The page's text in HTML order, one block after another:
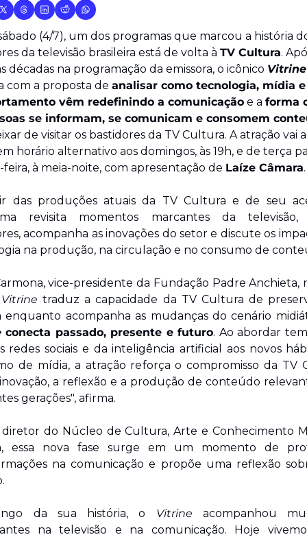
(4/7), um dos programas que marcou a história
da televisão brasileira está de volta à TV Cultura.
décadas na programação da emissora, o icônico Vitrine
com a proposta de analisar como tecnologia, mídia e
vêm redefinindo a comunicação e a forma
se informam, se comunicam e consomem
de visitar os bastidores da TV Cultura. A atração vai
horário alternativo aos domingos, às 19h, e de terça
à meia-noite, com apresentação de Laíze Câmara
das produções atuais da TV Cultura e de seu
revisita momentos marcantes da televisão,
acompanha as inovações do setor e discute os
na produção, na circulação e no consumo de
vice-presidente da Fundação Padre Anchieta,
Vitrine traduz a capacidade da TV Cultura de
enquanto acompanha as mudanças do cenário
conecta passado, presente e futuro. Ao abordar
redes sociais e da inteligência artificial aos novos
de mídia, a atração reforça o compromisso da TV
a reflexão e a produção de conteúdo
gerações", afirma.
diretor do Núcleo de Cultura, Arte e Conhecimento
essa nova fase surge em um momento de
na comunicação e propõe uma reflexão
da sua história, o Vitrine acompanhou
na televisão e na comunicação. Hoje